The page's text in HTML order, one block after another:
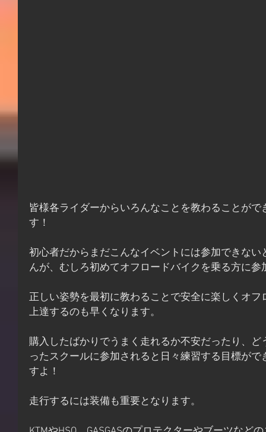
皆様各ライダーからいろんなことを教わることが
す！
初心者だからまだこんなイベントには参加できな
んが、むしろ初めてオフロードバイクを乗る方に
正しい姿勢を最初に教わることで安全に楽しくオ
上達するのも早くなります。
購入したばかりでうまく走れるか不安だったり、
ったスクールに参加されると日々練習する目標が
すよ！
走行するには装備も重要となります。